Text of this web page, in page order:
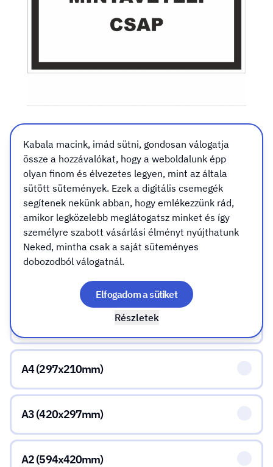
2.sz. medence mintavételi
csap tábla, matrica
Méret
Méret
A7 (105x74mm)
A6 (148x105mm)
A4 (297x210mm)
A3 (420x297mm)
A2 (594x420mm)
Kivitel
Rögzítés (csak táblához válassz)
Kabala macink, imád sütni, gondosan válogatja
össze a hozzávalókat, hogy a weboldalunk épp
olyan finom és élvezetes legyen, mint az általa
sütött sütemények. Ezek a digitális csemegék
segítenek nekünk abban, hogy emlékezzünk rád,
amikor legközelebb meglátogatsz minket és így
személyre szabott vásárlási élményt nyújthatunk
Neked, mintha csak a saját süteményes
dobozodból válogatnál.
Részletek
Elfogadom a sütiket